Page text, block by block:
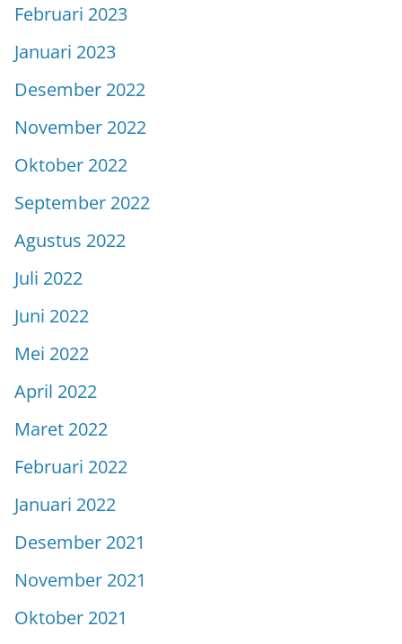
Februari 2023
Januari 2023
Desember 2022
November 2022
Oktober 2022
September 2022
Agustus 2022
Juli 2022
Juni 2022
Mei 2022
April 2022
Maret 2022
Februari 2022
Januari 2022
Desember 2021
November 2021
Oktober 2021